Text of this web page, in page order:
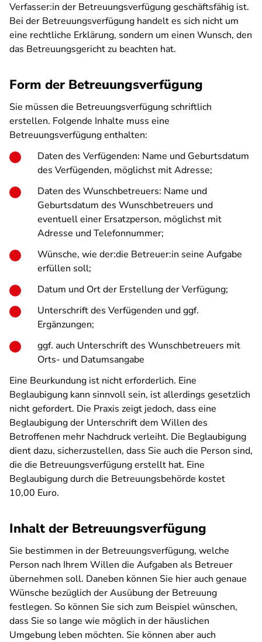
Verfasser:in der Betreuungsverfügung geschäftsfähig ist.
Bei der Betreuungsverfügung handelt es sich nicht um
eine rechtliche Erklärung, sondern um einen Wunsch, den
das Betreuungsgericht zu beachten hat.
Form der Betreuungsverfügung
Sie müssen die Betreuungsverfügung schriftlich
erstellen. Folgende Inhalte muss eine
Betreuungsverfügung enthalten:
Daten des Verfügenden: Name und Geburtsdatum
des Verfügenden, möglichst mit Adresse;
Daten des Wunschbetreuers: Name und
Geburtsdatum des Wunschbetreuers und
eventuell einer Ersatzperson, möglichst mit
Adresse und Telefonnummer;
Wünsche, wie der:die Betreuer:in seine Aufgabe
erfüllen soll;
Datum und Ort der Erstellung der Verfügung;
Unterschrift des Verfügenden und ggf.
Ergänzungen;
ggf. auch Unterschrift des Wunschbetreuers mit
Orts- und Datumsangabe
Eine Beurkundung ist nicht erforderlich. Eine
Beglaubigung kann sinnvoll sein, ist allerdings gesetzlich
nicht gefordert. Die Praxis zeigt jedoch, dass eine
Beglaubigung der Unterschrift dem Willen des
Betroffenen mehr Nachdruck verleiht. Die Beglaubigung
dient dazu, sicherzustellen, dass Sie auch die Person sind,
die die Betreuungsverfügung erstellt hat. Eine
Beglaubigung durch die Betreuungsbehörde kostet
10,00 Euro.
Inhalt der Betreuungsverfügung
Sie bestimmen in der Betreuungsverfügung, welche
Person nach Ihrem Willen die Aufgaben als Betreuer
übernehmen soll. Daneben können Sie hier auch genaue
Wünsche bezüglich der Ausübung der Betreuung
festlegen. So können Sie sich zum Beispiel wünschen,
dass Sie so lange wie möglich in der häuslichen
Umgebung leben möchten. Sie können aber auch